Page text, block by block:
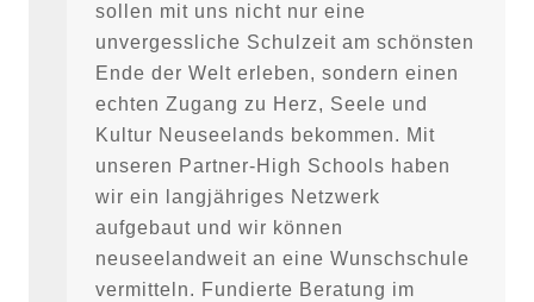
sollen mit uns nicht nur eine
unvergessliche Schulzeit am schönsten
Ende der Welt erleben, sondern einen
echten Zugang zu Herz, Seele und
Kultur Neuseelands bekommen. Mit
unseren Partner-High Schools haben
wir ein langjähriges Netzwerk
aufgebaut und wir können
neuseelandweit an eine Wunschschule
vermitteln. Fundierte Beratung im